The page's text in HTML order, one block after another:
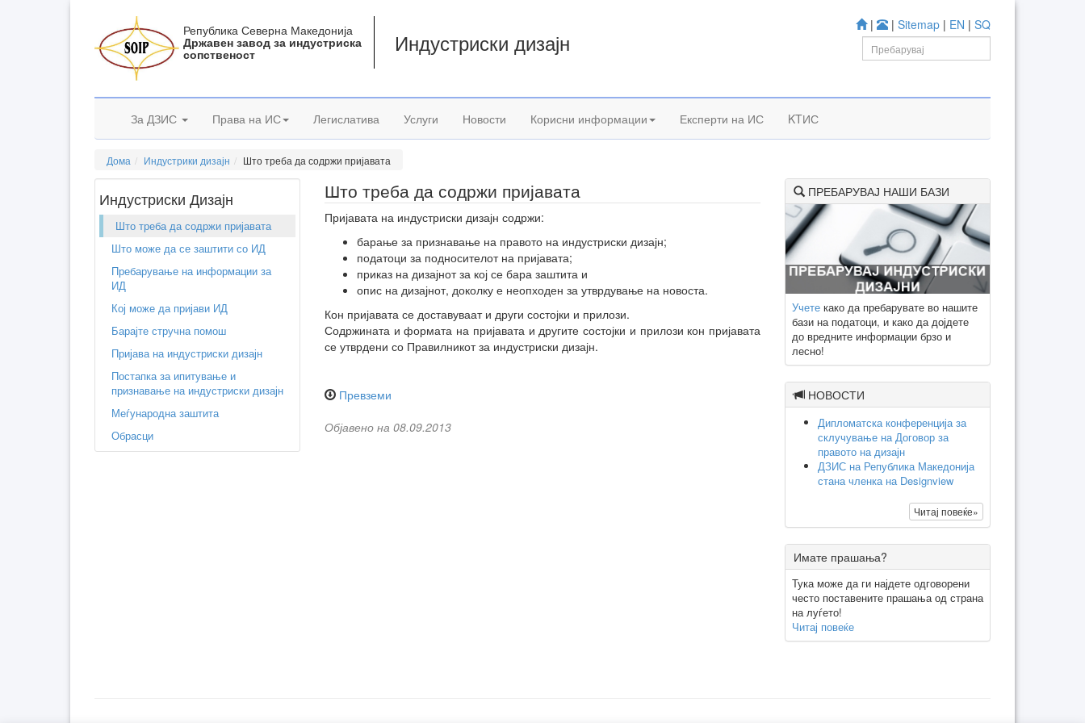
| | Sitemap | EN | SQ
Република Северна Македонија
Државен завод за индустриска
сопственост Индустриски дизајн
За ДЗИС Права на ИС Легислатива Услуги Новости Корисни информации Експерти на ИС KTИС
Дома Индустрики дизајн Што треба да содржи пријавата
Индустриски Дизајн
Што треба да содржи пријавата
Што може да се заштити со ИД
Пребарување на информации за
ИД
Кој може да пријави ИД
Барајте стручна помош
Пријава на индустриски дизајн
Постапка за ипитување и
признавање на индустриски дизајн
Меѓународна заштита
Обрасци
Што треба да содржи пријавата
Пријавата на индустриски дизајн содржи:
барање за признавање на правото на индустриски дизајн;
податоци за подносителот на пријавата;
приказ на дизајнот за кој се бара заштита и
опис на дизајнот, доколку е неопходен за утврдување на новоста.
Кон пријавата се доставуваат и други состојки и прилози.
Содржината и формата на пријавата и другите состојки и прилози кон пријавата
се утврдени со Правилникот за индустриски дизајн.
Превземи
Објавено на 08.09.2013
ПРЕБАРУВАЈ НАШИ БАЗИ
Учете како да пребарувате во нашите
бази на податоци, и како да дојдете
до вредните информации брзо и
лесно!
НОВОСТИ
Дипломатска конференција за
склучување на Договор за
правото на дизајн
ДЗИС на Република Македонија
стана членка на Designview
Читај повеќе»
Имате прашања?
Тука може да ги најдете одговорени
често поставените прашања од страна
на луѓето!
Читај повеќе